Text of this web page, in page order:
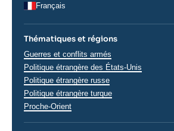
Français
Thématiques et régions
Thématiques
analyses
Guerres et conflits armés
Régions
Politique étrangère des États-Unis
Politique étrangère russe
Politique étrangère turque
Proche-Orient